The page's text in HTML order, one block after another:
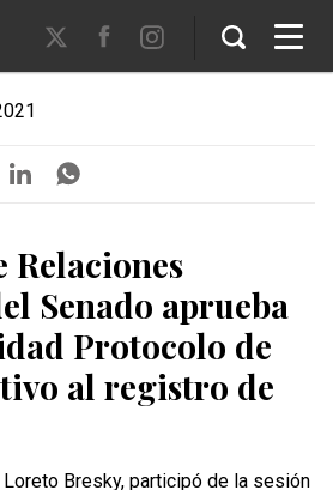
Relaciones
Senado aprueba
Protocolo de
al registro de
Bresky, participó de la sesión